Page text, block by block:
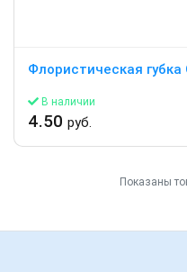
Флористическая губка
В наличии
4.50 руб.
Показаны